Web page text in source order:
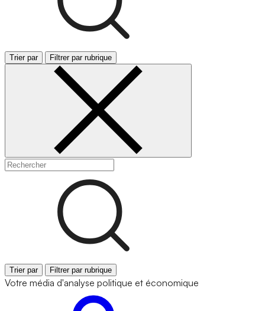
Trier par Filtrer par rubrique
Trier par Filtrer par rubrique
Votre média d'analyse politique et économique